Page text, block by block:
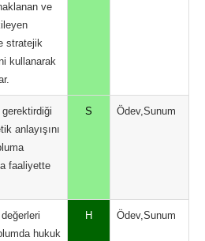
ve
stratejik
kullanarak
anlayışını
faaliyette
S Ödev,Sunum
hukuk
H Ödev,Sunum